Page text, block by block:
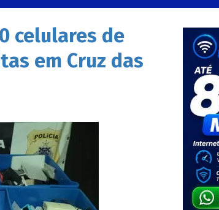
celulares de
em Cruz das